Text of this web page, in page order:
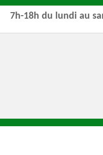
7h-18h du lundi au